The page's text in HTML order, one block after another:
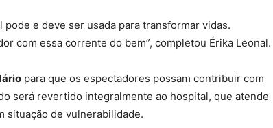
e deve ser usada para transformar vidas.
com essa corrente do bem”, completou Érika Leonal.
para que os espectadores possam contribuir com
será revertido integralmente ao hospital, que atende
situação de vulnerabilidade.